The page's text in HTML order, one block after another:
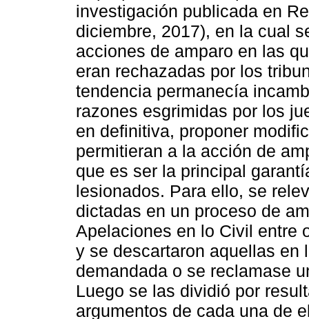
investigación publicada en
diciembre, 2017), en la cual
acciones de amparo en las
eran rechazadas por los
tendencia permanecía
razones esgrimidas por los
en definitiva, proponer
permitieran a la acción de
que es ser la principal
lesionados. Para ello, se
dictadas en un proceso de
Apelaciones en lo Civil entre
y se descartaron aquellas en
demandada o se reclamase
Luego se las dividió por
argumentos de cada una de